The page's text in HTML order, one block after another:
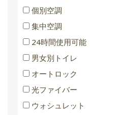
個別空調
集中空調
24時間使用可能
男女別トイレ
オートロック
光ファイバー
ウォシュレット